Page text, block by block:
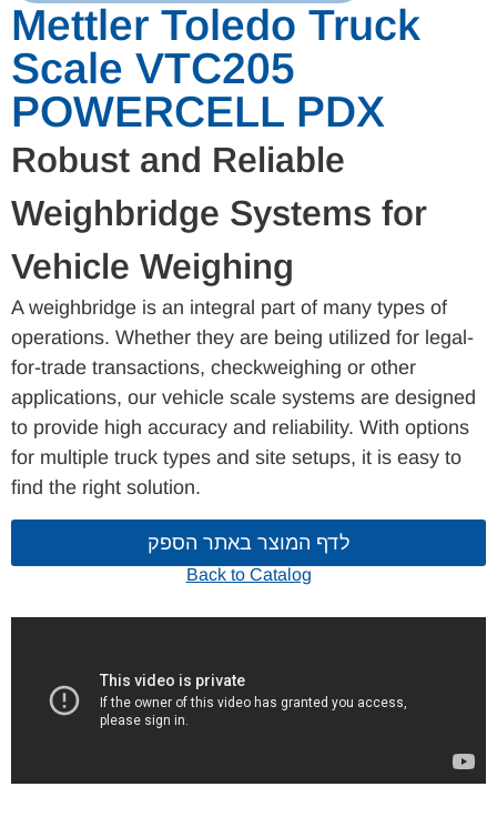
Mettler Toledo Truck
Scale VTC205
POWERCELL PDX
Robust and Reliable
Weighbridge Systems for
Vehicle Weighing
A weighbridge is an integral part of many types of
operations. Whether they are being utilized for legal-
for-trade transactions, checkweighing or other
applications, our vehicle scale systems are designed
to provide high accuracy and reliability. With options
for multiple truck types and site setups, it is easy to
find the right solution.
לדף המוצר באתר הספק
Back to Catalog